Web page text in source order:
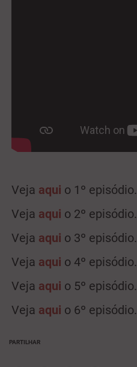
Veja aqui o 1º episódio.
Veja aqui o 2º episódio.
Veja aqui o 3º episódio.
Veja aqui o 4º episódio.
Veja aqui o 5º episódio.
Veja aqui o 6º episódio.
PARTILHAR